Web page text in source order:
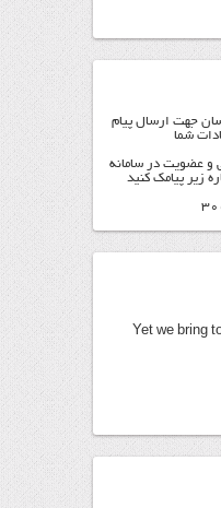
جهت ارسال پیام
شما
و عضویت در سامانه
زیر پیامک کنید
"Yet we bring